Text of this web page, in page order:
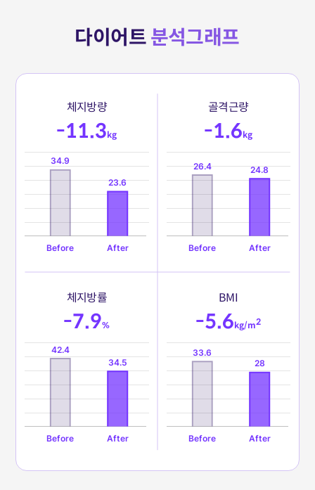
다이어트 분석그래프
체지방량
-11.3kg
골격근량
-1.6kg
체지방률
-7.9%
BMI
-5.6kg/m2